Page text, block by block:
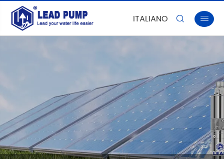
ITALIANO  